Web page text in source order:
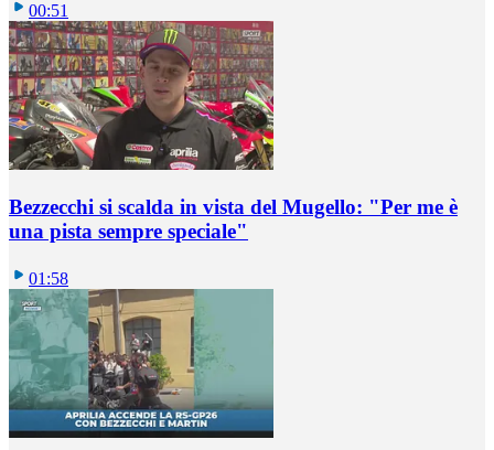
00:51
Bezzecchi si scalda in vista del Mugello: "Per me è
una pista sempre speciale"
01:58